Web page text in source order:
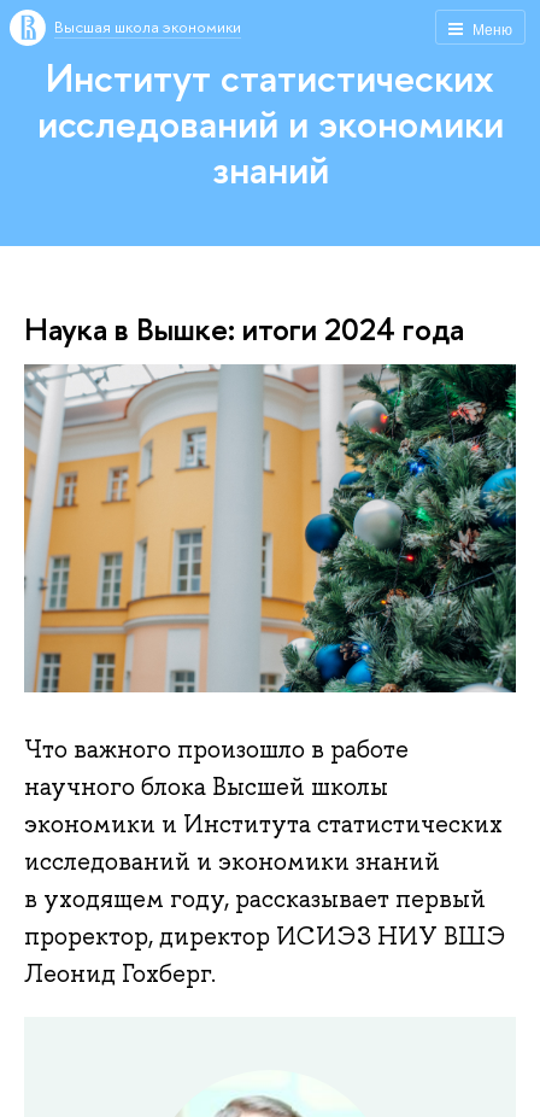
Меню
Высшая школа экономики
Институт статистических
исследований и экономики
знаний
Наука в Вышке: итоги 2024 года
Что важного произошло в работе
научного блока Высшей школы
экономики и Института статистических
исследований и экономики знаний
в уходящем году, рассказывает первый
проректор, директор ИСИЭЗ НИУ ВШЭ
Леонид Гохберг.